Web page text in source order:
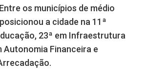
os municípios de médio
a cidade na 11ª
23ª em Infraestrutura
Autonomia Financeira e